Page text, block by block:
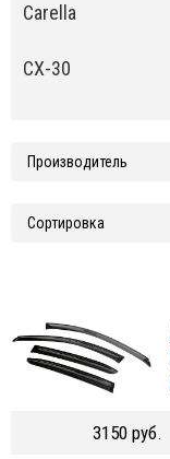
Carella
CX-30
3150 руб.